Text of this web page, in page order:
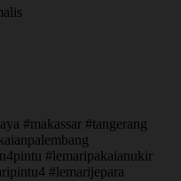
#makassar #tangerang
#lemaripakaianukir
#lemarijepara